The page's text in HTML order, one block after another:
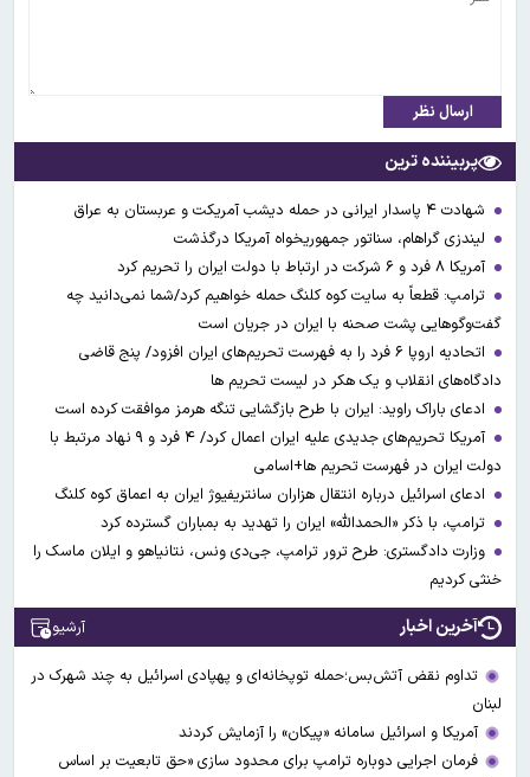
ارسال نظر
پربیننده ترین
شهادت ۴ پاسدار ایرانی در حمله دیشب آمریکت و عربستان به عراق
لیندزی گراهام، سناتور جمهوریخواه آمریکا درگذشت
آمریکا ۸ فرد و ۶ شرکت در ارتباط با دولت ایران را تحریم کرد
ترامپ: قطعاً به سایت کوه کلنگ حمله خواهیم کرد/شما نمی‌دانید چه
گفت‌وگوهایی پشت صحنه با ایران در جریان است
اتحادیه اروپا ۶ فرد را به فهرست تحریم‌های ایران افزود/ پنج قاضی
دادگاه‌های انقلاب و یک هکر در لیست تحریم ها
ادعای باراک راوید: ایران با طرح بازگشایی تنگه هرمز موافقت کرده است
آمریکا تحریم‌های جدیدی علیه ایران اعمال کرد/ ۴ فرد و ۹ نهاد مرتبط با
دولت ایران در فهرست تحریم ها+اسامی
ادعای اسرائیل درباره انتقال هزاران سانتریفیوژ ایران به اعماق کوه کلنگ
ترامپ، با ذکر «الحمدالله» ایران را تهدید به بمباران گسترده کرد
وزارت دادگستری: طرح ترور ترامپ، جی‌دی ونس، نتانیاهو و ایلان ماسک را
خنثی کردیم
آخرین اخبار آرشیو
تداوم نقض آتش‌بس؛حمله توپخانه‌ای و پهپادی اسرائیل به چند شهرک در
لبنان
آمریکا و اسرائیل سامانه «پیکان» را آزمایش کردند
فرمان اجرایی دوباره ترامپ برای محدود سازی «حق تابعیت بر اساس